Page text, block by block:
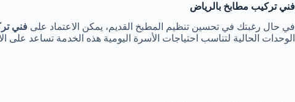
فني تركيب مطابخ بالرياض
في حال رغبتك في تحسين تنظيم المطبخ القديم، يمكن الاعتماد على فني
الوحدات الحالية لتناسب احتياجات الأسرة اليومية هذه الخدمة تساعد